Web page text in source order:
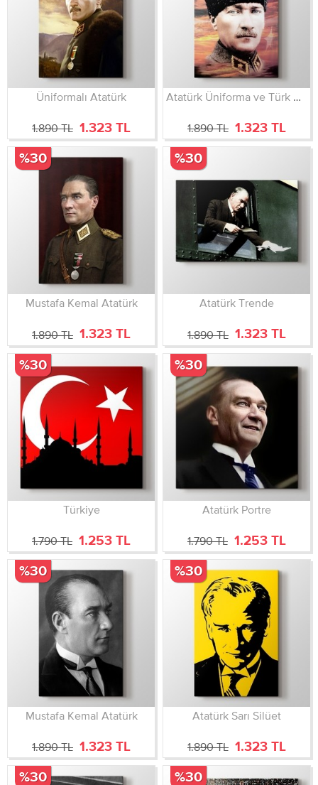
Üniformalı Atatürk
1.890 TL 1.323 TL
Atatürk Üniforma ve Türk Bayrağı
1.890 TL 1.323 TL
Mustafa Kemal Atatürk
1.890 TL 1.323 TL
%30
Atatürk Trende
1.890 TL 1.323 TL
%30
Türkiye
1.790 TL 1.253 TL
%30
Atatürk Portre
1.790 TL 1.253 TL
%30
Mustafa Kemal Atatürk
1.890 TL 1.323 TL
%30
Atatürk Sarı Silüet
1.890 TL 1.323 TL
%30
%30 %30